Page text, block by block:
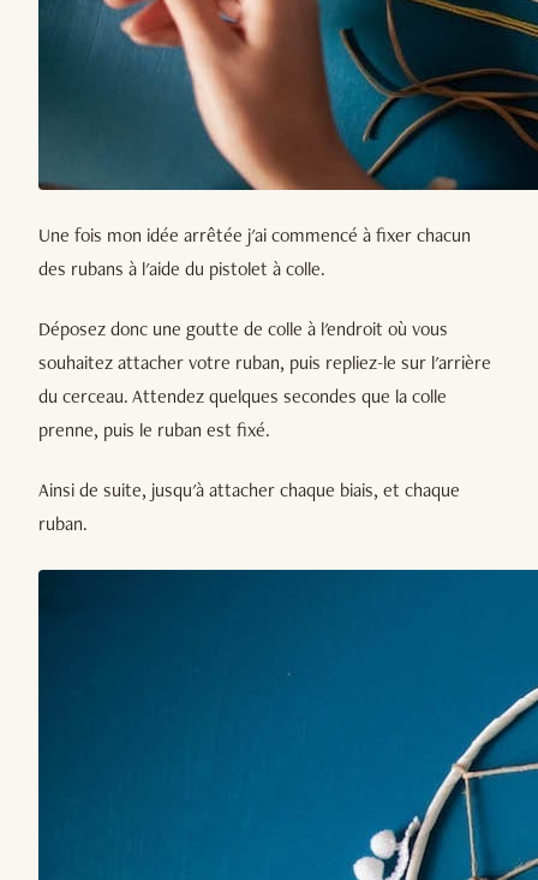
Une fois mon idée arrêtée j'ai commencé à fixer chacun
des rubans à l'aide du pistolet à colle.
Déposez donc une goutte de colle à l'endroit où vous
souhaitez attacher votre ruban, puis repliez-le sur l'arrière
du cerceau. Attendez quelques secondes que la colle
prenne, puis le ruban est fixé.
Ainsi de suite, jusqu'à attacher chaque biais, et chaque
ruban.